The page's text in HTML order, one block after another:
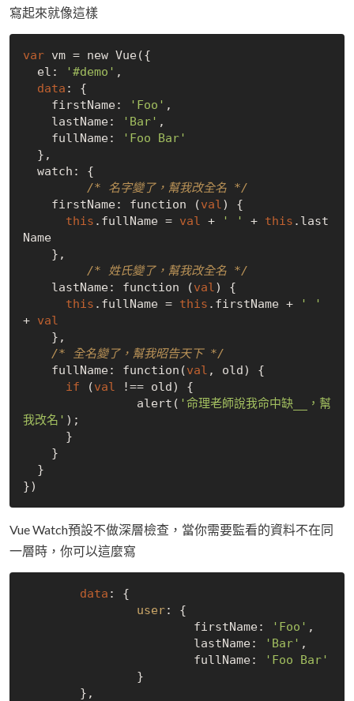
寫起來就像這樣
var vm = new Vue({
  el:
'#demo' ,
data : {
    firstName:
'Foo' ,
    lastName:
'Bar' ,
    fullName:
'Foo Bar'
/* 名字變了，幫我改全名 */
    firstName: function (
val) {
this .fullName = val + ' ' + this .last
Name
/* 姓氏變了，幫我改全名 */
    lastName: function (
val) {
this .fullName = this .firstName +
' '
+ val
/* 全名變了，幫我昭告天下 */
    fullName: function(
val , old) {
if (val !== old) {
      		alert(
'命理老師說我命中缺__，幫
我改名' );
Vue Watch預設不做深層檢查，當你需要監看的資料不在同
一層時，你可以這麼寫
data : {
user: {
			firstName:
'Foo' ,
			lastName:
'Bar' ,
			fullName:
'Foo Bar'